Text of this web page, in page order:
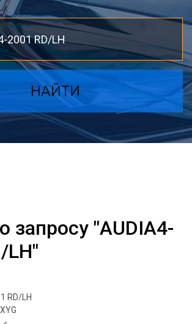
НАЙТИ
запросу "AUDIA4-
LH"
RD/LH
XYG